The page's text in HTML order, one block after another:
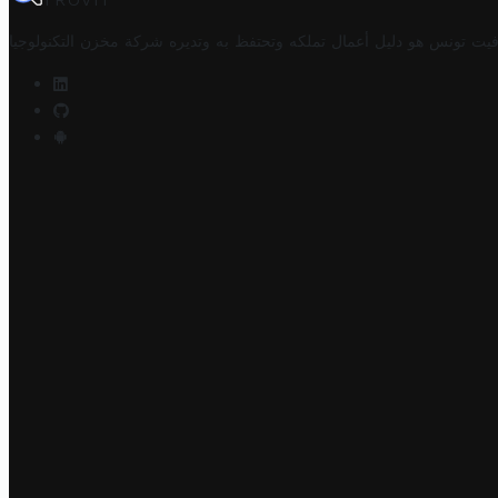
تونس هو دليل أعمال تملكه وتحتفظ به وتديره شركة مخزن التكنولوجيا